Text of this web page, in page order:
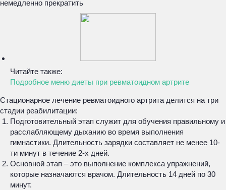
немедленно прекратить
Читайте также:
Подробное меню диеты при ревматоидном артрите
Стационарное лечение ревматоидного артрита делится на три
стадии реабилитации:
Подготовительный этап служит для обучения правильному и
расслабляющему дыханию во время выполнения
гимнастики. Длительность зарядки составляет не менее 10-
ти минут в течение 2-х дней.
Основной этап – это выполнение комплекса упражнений,
которые назначаются врачом. Длительность 14 дней по 30
минут.